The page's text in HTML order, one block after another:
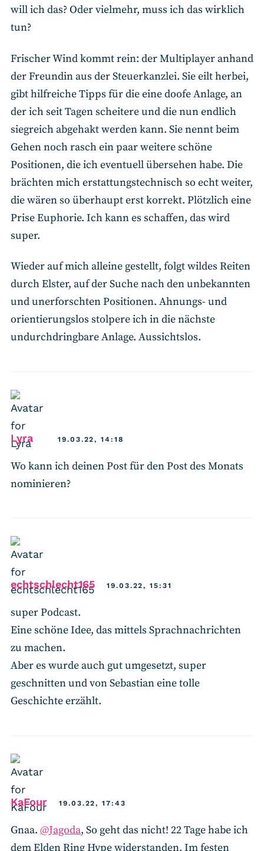
will ich das? Oder vielmehr, muss ich das wirklich
tun?
Frischer Wind kommt rein: der Multiplayer anhand
der Freundin aus der Steuerkanzlei. Sie eilt herbei,
gibt hilfreiche Tipps für die eine doofe Anlage, an
der ich seit Tagen scheitere und die nun endlich
siegreich abgehakt werden kann. Sie nennt beim
Gehen noch rasch ein paar weitere schöne
Positionen, die ich eventuell übersehen habe. Die
brächten mich erstattungstechnisch so echt weiter,
die wären so überhaupt erst korrekt. Plötzlich eine
Prise Euphorie. Ich kann es schaffen, das wird
super.
Wieder auf mich alleine gestellt, folgt wildes Reiten
durch Elster, auf der Suche nach den unbekannten
und unerforschten Positionen. Ahnungs- und
orientierungslos stolpere ich in die nächste
undurchdringbare Anlage. Aussichtslos.
Lyra 19.03.22, 14:18
Wo kann ich deinen Post für den Post des Monats
nominieren?
echtschlecht165says:19.03.22, 15:31
super Podcast.
Eine schöne Idee, das mittels Sprachnachrichten
zu machen.
Aber es wurde auch gut umgesetzt, super
geschnitten und von Sebastian eine tolle
Geschichte erzählt.
KaFoursays:19.03.22, 17:43
Gnaa. @Jagoda, So geht das nicht! 22 Tage habe ich
dem Elden Ring Hype widerstanden. Im festen